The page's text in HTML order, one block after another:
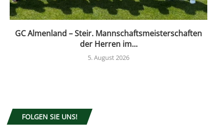
GC Almenland – Steir. Mannschaftsmeisterschaften
der Herren im...
5. August 2026
FOLGEN SIE UNS!